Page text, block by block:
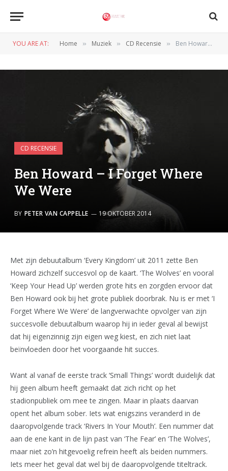
YOU ARE AT: Home » Muziek » CD Recensie » Ben Howard – I Forget Where We Were
CD RECENSIE
Ben Howard – I Forget Where
We Were
BY PETER VAN CAPPELLE 19 OKTOBER 2014
Met zijn debuutalbum ‘Every Kingdom’ uit 2011 zette Ben
Howard zichzelf succesvol op de kaart. ‘The Wolves’ en vooral
‘Keep Your Head Up’ werden grote hits en zorgden ervoor dat
Ben Howard ook bij het grote publiek doorbrak. Nu is er met ‘I
Forget Where We Were’ de langverwachte opvolger van zijn
succesvolle debuutalbum waarop hij in ieder geval al bewijst
dat hij eigenzinnig zijn eigen weg kiest, en zich niet laat
beïnvloeden door het voorgaande hit succes.
Want al vanaf de eerste track ‘Small Things’ wordt duidelijk dat
hij geen album heeft gemaakt dat zich richt op het
stadionpubliek om mee te zingen. Maar in plaats daarvan
opent het album sober. Iets wat enigszins veranderd in de
daaropvolgende track ‘Rivers In Your Mouth’. Een nummer dat
aan de ene kant in de lijn past van ‘The Fear’ en ‘The Wolves’,
maar niet zo’n hitgevoelig refrein heeft als beiden nummers.
Iets meer het geval dat wel bij de daaropvolgende titeltrack.